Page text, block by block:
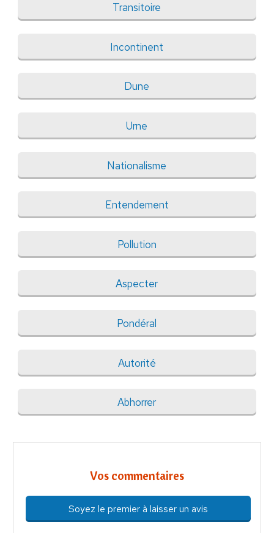
Transitoire
Incontinent
Dune
Urne
Nationalisme
Entendement
Pollution
Aspecter
Pondéral
Autorité
Abhorrer
Vos commentaires
Soyez le premier à laisser un avis